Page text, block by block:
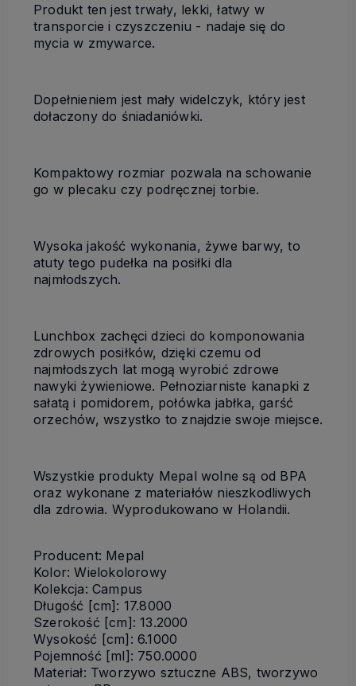
Produkt ten jest trwały, lekki, łatwy w
transporcie i czyszczeniu - nadaje się do
mycia w zmywarce.
Dopełnieniem jest mały widelczyk, który jest
dołaczony do śniadaniówki.
Kompaktowy rozmiar pozwala na schowanie
go w plecaku czy podręcznej torbie.
Wysoka jakość wykonania, żywe barwy, to
atuty tego pudełka na posiłki dla
najmłodszych.
Lunchbox zachęci dzieci do komponowania
zdrowych posiłków, dzięki czemu od
najmłodszych lat mogą wyrobić zdrowe
nawyki żywieniowe. Pełnoziarniste kanapki z
sałatą i pomidorem, połówka jabłka, garść
orzechów, wszystko to znajdzie swoje miejsce.
Wszystkie produkty Mepal wolne są od BPA
oraz wykonane z materiałów nieszkodliwych
dla zdrowia. Wyprodukowano w Holandii.
Producent: Mepal
Kolor: Wielokolorowy
Kolekcja: Campus
Długość [cm]: 17.8000
Szerokość [cm]: 13.2000
Wysokość [cm]: 6.1000
Pojemność [ml]: 750.0000
Materiał: Tworzywo sztuczne ABS, tworzywo